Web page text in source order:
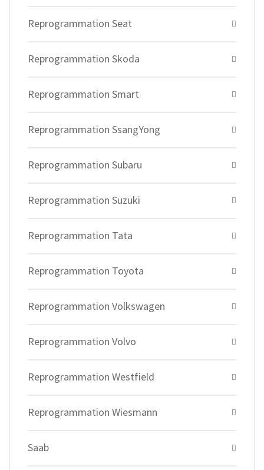
Reprogrammation Seat
Reprogrammation Skoda
Reprogrammation Smart
Reprogrammation SsangYong
Reprogrammation Subaru
Reprogrammation Suzuki
Reprogrammation Tata
Reprogrammation Toyota
Reprogrammation Volkswagen
Reprogrammation Volvo
Reprogrammation Westfield
Reprogrammation Wiesmann
Saab